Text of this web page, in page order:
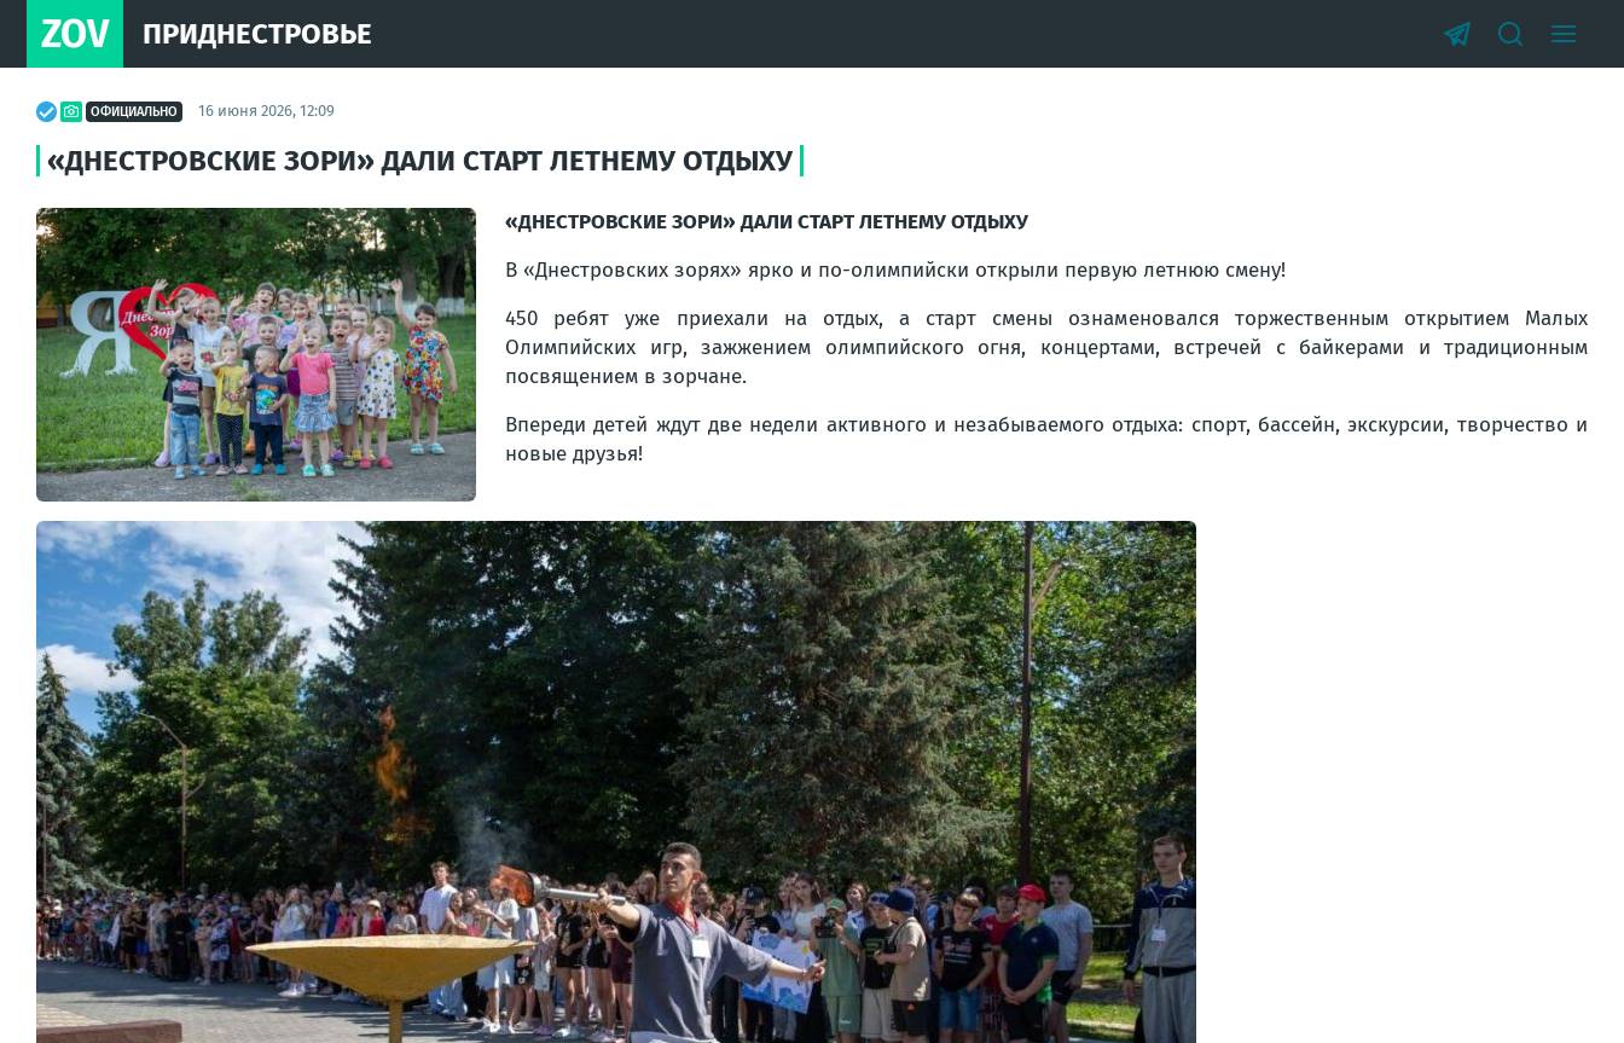
ZOV ПРИДНЕСТРОВЬЕ
ОФИЦИАЛЬНО 16 июня 2026, 12:09
«ДНЕСТРОВСКИЕ ЗОРИ» ДАЛИ СТАРТ ЛЕТНЕМУ ОТДЫХУ
«ДНЕСТРОВСКИЕ ЗОРИ» ДАЛИ СТАРТ ЛЕТНЕМУ ОТДЫХУ
В «Днестровских зорях» ярко и по-олимпийски открыли первую летнюю смену!
450 ребят уже приехали на отдых, а старт смены ознаменовался торжественным открытием Малых
Олимпийских игр, зажжением олимпийского огня, концертами, встречей с байкерами и традиционным
посвящением в зорчане.
Впереди детей ждут две недели активного и незабываемого отдыха: спорт, бассейн, экскурсии, творчество и
новые друзья!